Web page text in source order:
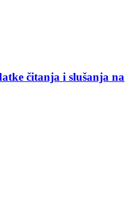
čitanja i slušanja na